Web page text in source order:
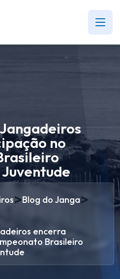
no
>Blog do Janga>
encerra
Brasileiro